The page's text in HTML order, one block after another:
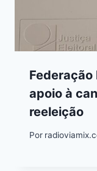
Federação
apoio à
reeleição
Por